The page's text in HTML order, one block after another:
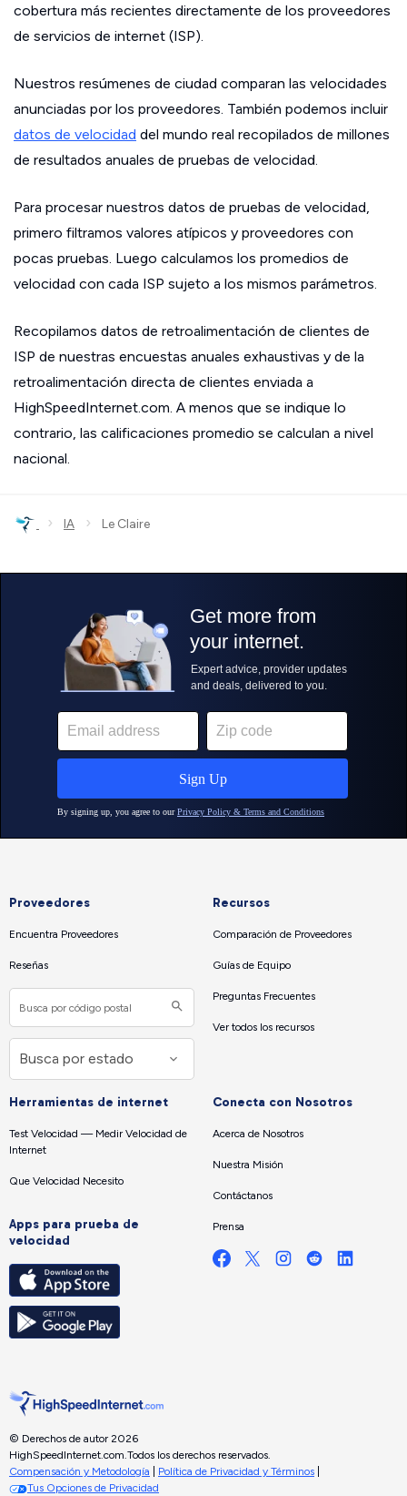
cobertura más recientes directamente de los proveedores
de servicios de internet (ISP).
Nuestros resúmenes de ciudad comparan las velocidades
anunciadas por los proveedores. También podemos incluir
datos de velocidad del mundo real recopilados de millones
de resultados anuales de pruebas de velocidad.
Para procesar nuestros datos de pruebas de velocidad,
primero filtramos valores atípicos y proveedores con
pocas pruebas. Luego calculamos los promedios de
velocidad con cada ISP sujeto a los mismos parámetros.
Recopilamos datos de retroalimentación de clientes de
ISP de nuestras encuestas anuales exhaustivas y de la
retroalimentación directa de clientes enviada a
HighSpeedInternet.com. A menos que se indique lo
contrario, las calificaciones promedio se calculan a nivel
nacional.
› IA › Le Claire
Proveedores
Encuentra Proveedores
Reseñas
Recursos
Comparación de Proveedores
Guías de Equipo
Preguntas Frecuentes
Ver todos los recursos
Herramientas de internet
Test Velocidad — Medir Velocidad de
Internet
Que Velocidad Necesito
Apps para prueba de
velocidad
Conecta con Nosotros
Acerca de Nosotros
Nuestra Misión
Contáctanos
Prensa
© Derechos de autor 2026
HighSpeedInternet.com. Todos los derechos reservados.
Compensación y Metodología
Política de Privacidad y Términos
Tus Opciones de Privacidad